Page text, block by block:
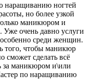
наращиванию ногтей
но более узкой
маникюром и
очень давно услуги
среди женщин.
того, чтобы маникюр
сможет сделать всё
за маникюром и\или
по наращиванию